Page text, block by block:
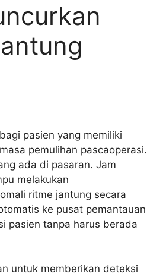
pasien yang memiliki
pemulihan pascaoperasi.
ada di pasaran. Jam
melakukan
ritme jantung secara
ke pusat pemantauan
pasien tanpa harus berada
untuk memberikan deteksi